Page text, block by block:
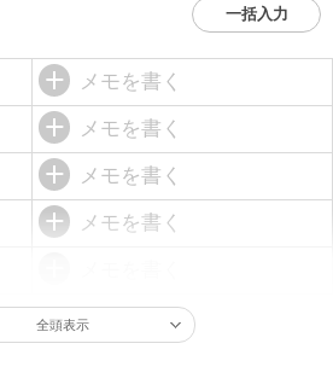
一括入力
メモを書く
メモを書く
メモを書く
メモを書く
全頭表示